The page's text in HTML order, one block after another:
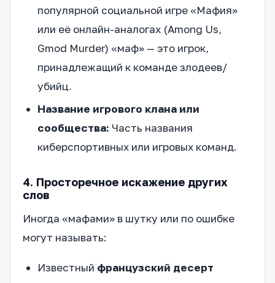
популярной социальной игре «Мафия»
или её онлайн-аналогах (Among Us,
Gmod Murder) «маф» — это игрок,
принадлежащий к команде злодеев/
убийц.
Название игрового клана или
сообщества: Часть названия
киберспортивных или игровых команд.
4. Просторечное искажение других
слов
Иногда «мафами» в шутку или по ошибке
могут называть:
Известный французский десерт